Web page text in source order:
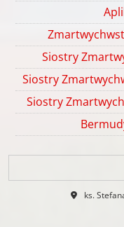
Siostry
Siostry
Siostry
ks.